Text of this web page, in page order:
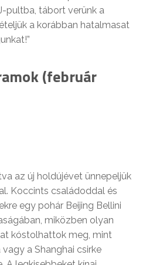
pultba, tábort verünk a
a korábban hatalmasat
(február
az új holdújévet ünnepeljük
Koccints családoddal és
egy pohár Beijing Bellini
miközben olyan
kóstolhattok meg, mint
a Shanghai csirke